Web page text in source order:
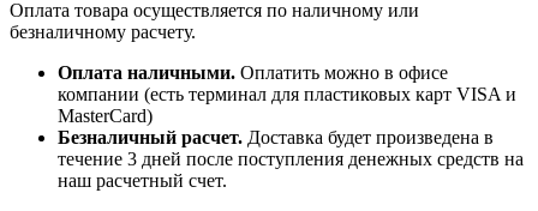
Оплата товара осуществляется по наличному или
безналичному расчету.
Оплата наличными. Оплатить можно в офисе
компании (есть терминал для пластиковых карт VISA и
MasterCard)
Безналичный расчет. Доставка будет произведена в
течение 3 дней после поступления денежных средств на
наш расчетный счет.